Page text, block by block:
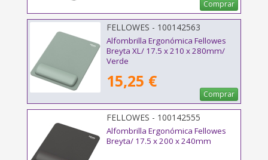
Comprar
FELLOWES - 100142563
Alfombrilla Ergonómica Fellowes
Breyta XL/ 17.5 x 210 x 280mm/
Verde
15,25 €
Comprar
FELLOWES - 100142555
Alfombrilla Ergonómica Fellowes
Breyta/ 17.5 x 200 x 240mm